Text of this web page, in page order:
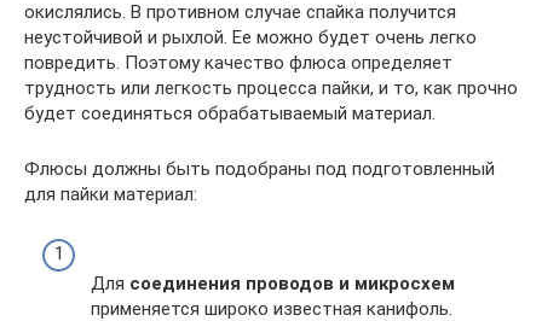
окислялись. В противном случае спайка получится
неустойчивой и рыхлой. Ее можно будет очень легко
повредить. Поэтому качество флюса определяет
трудность или легкость процесса пайки, и то, как прочно
будет соединяться обрабатываемый материал.
Флюсы должны быть подобраны под подготовленный
для пайки материал:
Для соединения проводов и микросхем
применяется широко известная канифоль.